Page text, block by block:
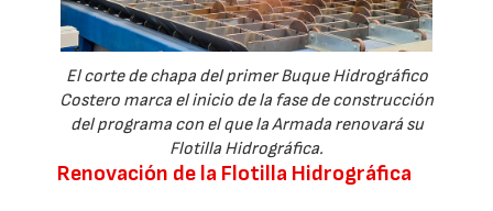
El corte de chapa del primer Buque Hidrográfico
Costero marca el inicio de la fase de construcción
del programa con el que la Armada renovará su
Flotilla Hidrográfica.
Renovación de la Flotilla Hidrográfica